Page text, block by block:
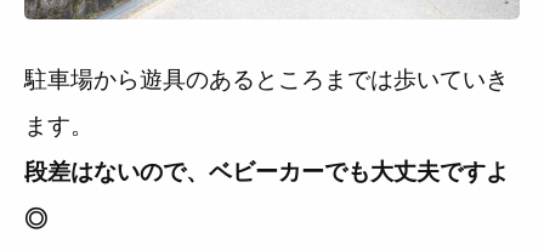
駐車場から遊具のあるところまでは歩いていき
ます。
段差はないので、ベビーカーでも大丈夫ですよ
◎